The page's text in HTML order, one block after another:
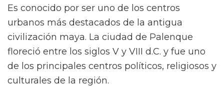
Es conocido por ser uno de los centros
urbanos más destacados de la antigua
civilización maya. La ciudad de Palenque
floreció entre los siglos V y VIII d.C. y fue uno
de los principales centros políticos, religiosos y
culturales de la región.